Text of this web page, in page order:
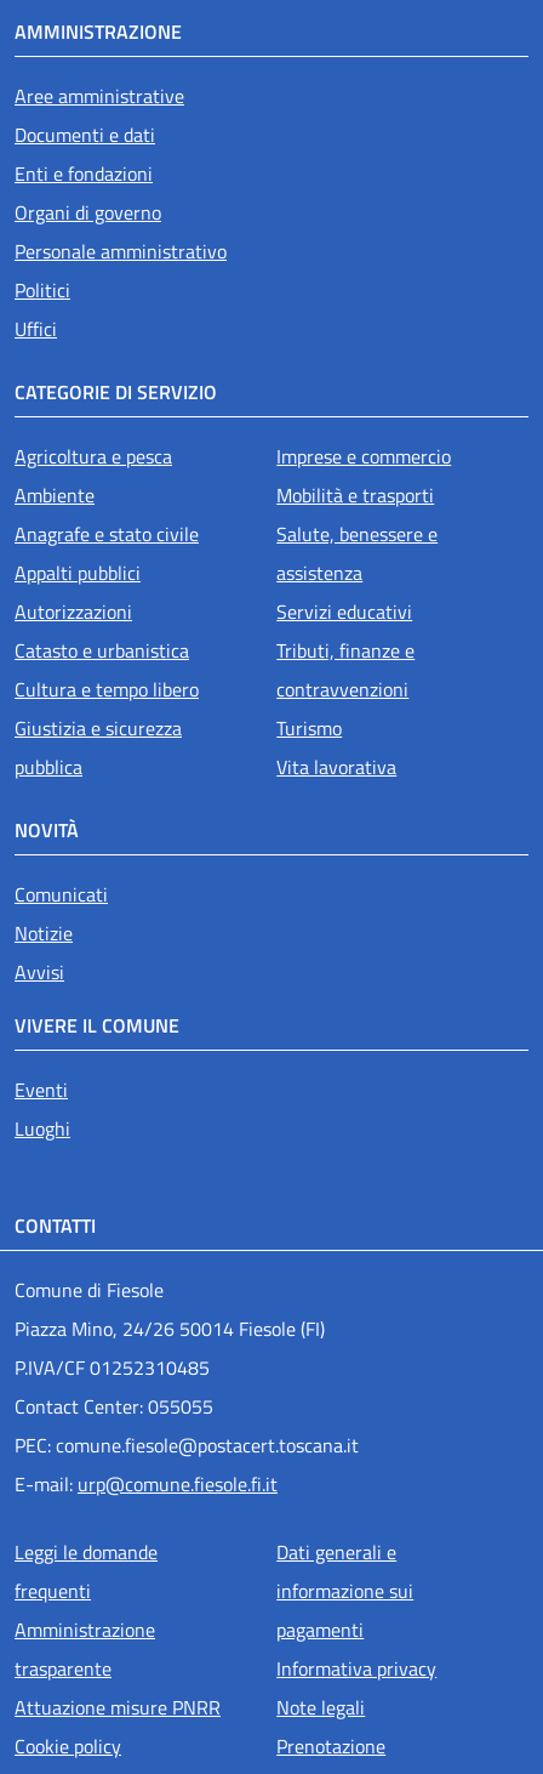
AMMINISTRAZIONE
Aree amministrative
Documenti e dati
Enti e fondazioni
Organi di governo
Personale amministrativo
Politici
Uffici
CATEGORIE DI SERVIZIO
Agricoltura e pesca
Ambiente
Anagrafe e stato civile
Appalti pubblici
Autorizzazioni
Catasto e urbanistica
Cultura e tempo libero
Giustizia e sicurezza
pubblica
Imprese e commercio
Mobilità e trasporti
Salute, benessere e
assistenza
Servizi educativi
Tributi, finanze e
contravvenzioni
Turismo
Vita lavorativa
NOVITÀ
Comunicati
Notizie
Avvisi
VIVERE IL COMUNE
Eventi
Luoghi
CONTATTI
Comune di Fiesole
Piazza Mino, 24/26 50014 Fiesole (FI)
P.IVA/CF 01252310485
Contact Center: 055055
PEC: comune.fiesole@postacert.toscana.it
E-mail: urp@comune.fiesole.fi.it
Menu piè di pagina
Leggi le domande
frequenti
Amministrazione
trasparente
Attuazione misure PNRR
Cookie policy
Dati generali e
informazione sui
pagamenti
Informativa privacy
Note legali
Prenotazione